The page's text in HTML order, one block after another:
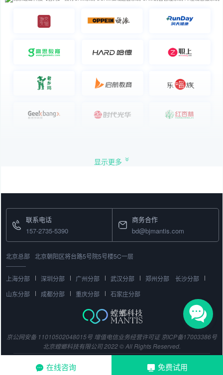
在线咨询 免费试用
显示更多
联系电话
157-2735-5390
商务合作
bd@bjmantis.com
北京总部 北京朝阳区将台路5号院5号楼5C一层
上海分部 深圳分部 广州分部 武汉分部 郑州分部
长沙分部
山东分部
成都分部 重庆分部 石家庄分部
京公网安备 11010502048015号 增值电信业务经营许可证 京ICP备17003386号
北京螳螂科技有限公司 2022 © All Rights Reserved.